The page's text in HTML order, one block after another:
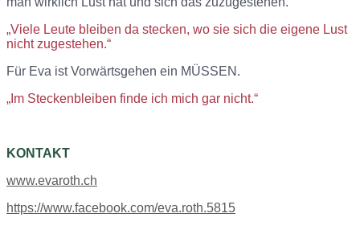
„Viele Leute bleiben da stecken, wo sie sich die eigene Lust
nicht zugestehen.“
Für Eva ist Vorwärtsgehen ein MÜSSEN.
„Im Steckenbleiben finde ich mich gar nicht.“
KONTAKT
www.evaroth.ch
https://www.facebook.com/eva.roth.5815